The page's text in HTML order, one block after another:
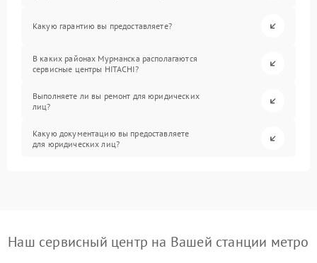
Какую гарантию вы предоставляете?
В каких районах Мурманска располагаются
сервисные центры HITACHI?
Выполняете ли вы ремонт для юридических
лиц?
Какую документацию вы предоставляете
для юридических лиц?
Наш сервисный центр на Вашей станции метро